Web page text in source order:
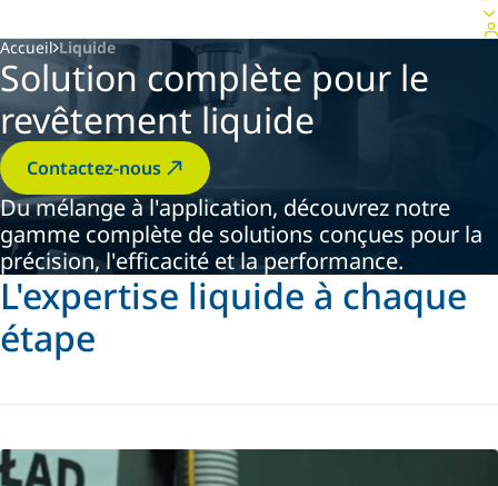
Accueil Liquide
Solution complète pour le
revêtement liquide
Contactez-nous
Du mélange à l'application, découvrez notre
gamme complète de solutions conçues pour la
précision, l'efficacité et la performance.
L'expertise liquide à chaque
étape